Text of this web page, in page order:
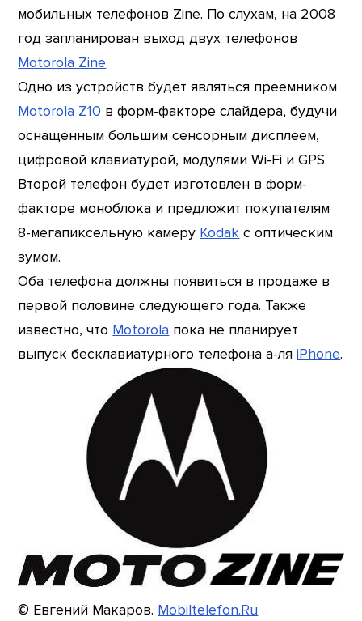
мобильных телефонов Zine. По слухам, на 2008
год запланирован выход двух телефонов
Motorola Zine.
Одно из устройств будет являться преемником
Motorola Z10 в форм-факторе слайдера, будучи
оснащенным большим сенсорным дисплеем,
цифровой клавиатурой, модулями Wi-Fi и GPS.
Второй телефон будет изготовлен в форм-
факторе моноблока и предложит покупателям
8-мегапиксельную камеру Kodak с оптическим
зумом.
Оба телефона должны появиться в продаже в
первой половине следующего года. Также
известно, что Motorola пока не планирует
выпуск бесклавиатурного телефона а-ляiPhone.
© Евгений Макаров. Mobiltelefon.Ru